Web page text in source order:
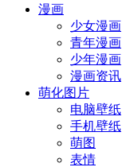
漫画
少女漫画
青年漫画
少年漫画
漫画资讯
萌化图片
电脑壁纸
手机壁纸
萌图
表情